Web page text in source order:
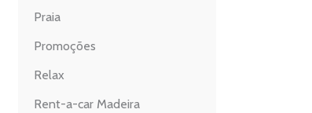
Praia
Promoções
Relax
Rent-a-car Madeira